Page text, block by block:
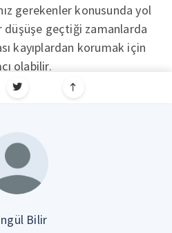
gerekenler konusunda yol
geçtiği zamanlarda
kayıplardan korumak için
olabilir.
Bilir